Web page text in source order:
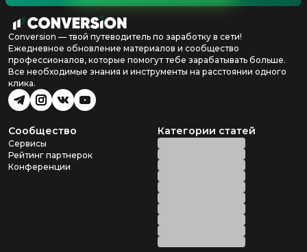
Conversion — твой путеводитель по заработку в сети!
Ежедневное обновление материалов и сообщество
профессионалов, которые помогут тебе зарабатывать больше.
Все необходимые знания и инструменты на расстоянии одного
клика.
Сообщество
Сервисы
Рейтинг партнерок
Конференции
Категории статей